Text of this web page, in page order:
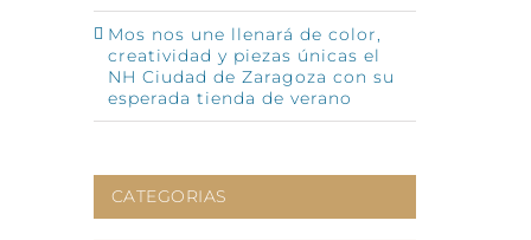
Mos nos une llenará de color,
creatividad y piezas únicas el
NH Ciudad de Zaragoza con su
esperada tienda de verano
CATEGORIAS